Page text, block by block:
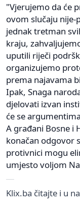
"Vjerujemo da će
ovom slučaju nije-
jednak tretman
kraju,
uputili riječi
organizujemo
prema najavama
Ipak, Snaga
djelovati izvan
će se
A građani Bosne i
konačan odgovor
protivnici mogu
umjesto voljom
Klix.ba čitajte i u